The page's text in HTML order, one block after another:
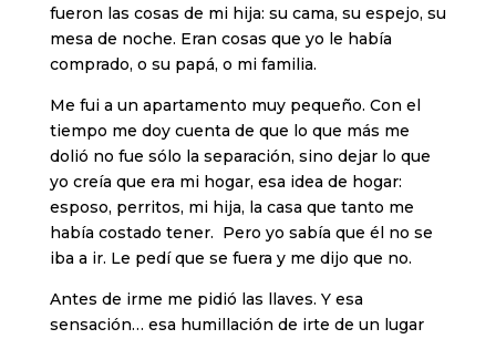
fueron las cosas de mi hija: su cama, su espejo, su
mesa de noche. Eran cosas que yo le había
comprado, o su papá, o mi familia.
Me fui a un apartamento muy pequeño. Con el
tiempo me doy cuenta de que lo que más me
dolió no fue sólo la separación, sino dejar lo que
yo creía que era mi hogar, esa idea de hogar:
esposo, perritos, mi hija, la casa que tanto me
había costado tener. Pero yo sabía que él no se
iba a ir. Le pedí que se fuera y me dijo que no.
Antes de irme me pidió las llaves. Y esa
sensación… esa humillación de irte de un lugar